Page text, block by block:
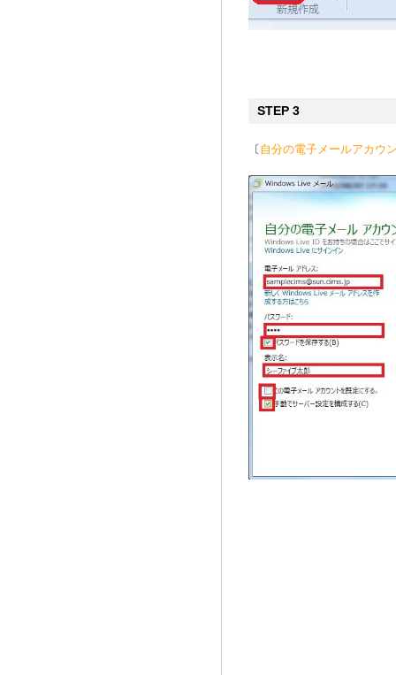
STEP 3
〔 自分の電子メールアカウ